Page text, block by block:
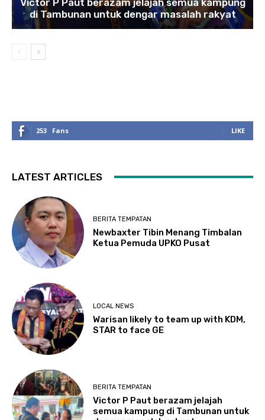
di Tambunan untuk dengar masalah rakyat
253 Fans LIKE
LATEST ARTICLES
BERITA TEMPATAN
Newbaxter Tibin Menang Timbalan
Ketua Pemuda UPKO Pusat
LOCAL NEWS
Warisan likely to team up with KDM,
STAR to face GE
BERITA TEMPATAN
Victor P Paut berazam jelajah
semua kampung di Tambunan untuk